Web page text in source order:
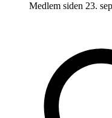
Medlem siden 23.